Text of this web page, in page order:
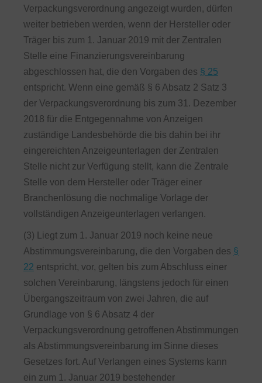
Verpackungsverordnung angezeigt wurden, dürfen
weiter betrieben werden, wenn der Hersteller oder
Träger bis zum 1. Januar 2019 mit der Zentralen
Stelle eine Finanzierungsvereinbarung
abgeschlossen hat, die den Vorgaben des § 25
entspricht. Wenn eine gemäß § 6 Absatz 2 Satz 3
der Verpackungsverordnung bis zum 31. Dezember
2018 für die Entgegennahme von Anzeigen
zuständige Landesbehörde die bis dahin bei ihr
eingereichten Anzeigeunterlagen der Zentralen
Stelle nicht zur Verfügung stellt, kann die Zentrale
Stelle von dem Hersteller oder Träger einer
Branchenlösung die nochmalige Vorlage der
vollständigen Anzeigeunterlagen verlangen.
(3) Liegt zum 1. Januar 2019 noch keine neue
Abstimmungsvereinbarung, die den Vorgaben des §
22 entspricht, vor, gelten bis zum Abschluss einer
solchen Vereinbarung, längstens jedoch für einen
Übergangszeitraum von zwei Jahren, die auf
Grundlage von § 6 Absatz 4 der
Verpackungsverordnung getroffenen Abstimmungen
als Abstimmungsvereinbarung im Sinne dieses
Gesetzes fort. Auf Verlangen eines Systems kann
ein zum 1. Januar 2019 bestehender